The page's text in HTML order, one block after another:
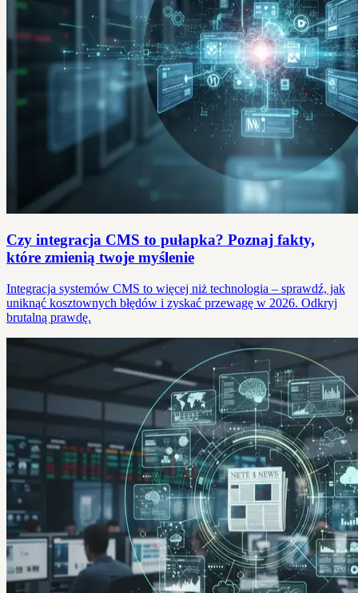
Czy integracja CMS to pułapka? Poznaj fakty,
które zmienią twoje myślenie
Integracja systemów CMS to więcej niż technologia – sprawdź, jak
uniknąć kosztownych błędów i zyskać przewagę w 2026. Odkryj
brutalną prawdę.